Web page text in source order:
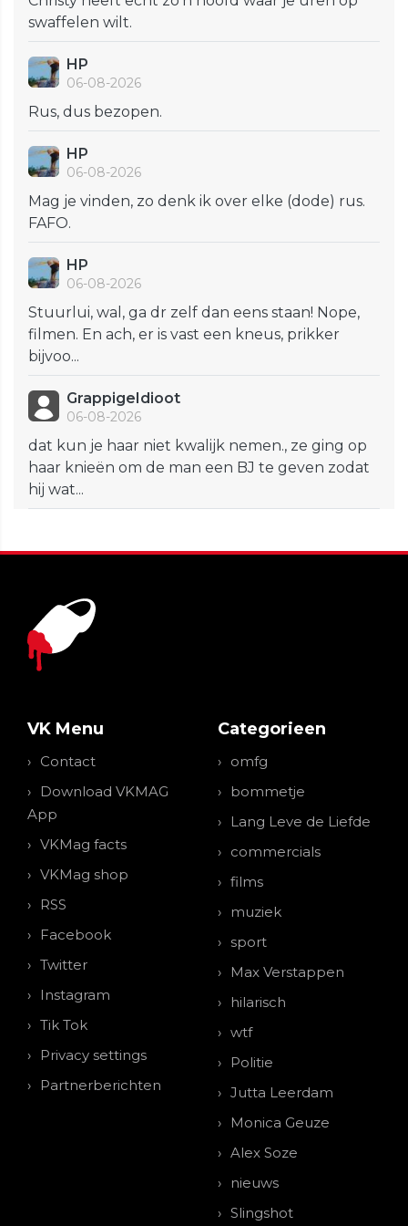
swaffelen wilt.
HP
06-08-2026
Rus, dus bezopen.
HP
06-08-2026
Mag je vinden, zo denk ik over elke (dode) rus.
FAFO.
HP
06-08-2026
Stuurlui, wal, ga dr zelf dan eens staan! Nope,
filmen. En ach, er is vast een kneus, prikker
bijvoo...
GrappigeIdioot
06-08-2026
dat kun je haar niet kwalijk nemen., ze ging op
haar knieën om de man een BJ te geven zodat
hij wat...
VK Menu
Contact
Download VKMAG
App
VKMag facts
VKMag shop
RSS
Facebook
Twitter
Instagram
Tik Tok
Privacy settings
Partnerberichten
Categorieen
omfg
bommetje
Lang Leve de Liefde
commercials
films
muziek
sport
Max Verstappen
hilarisch
wtf
Politie
Jutta Leerdam
Monica Geuze
Alex Soze
nieuws
Slingshot